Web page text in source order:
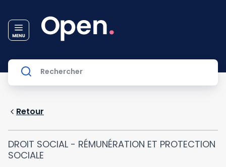
Retour
DROIT SOCIAL - RÉMUNÉRATION ET PROTECTION
SOCIALE